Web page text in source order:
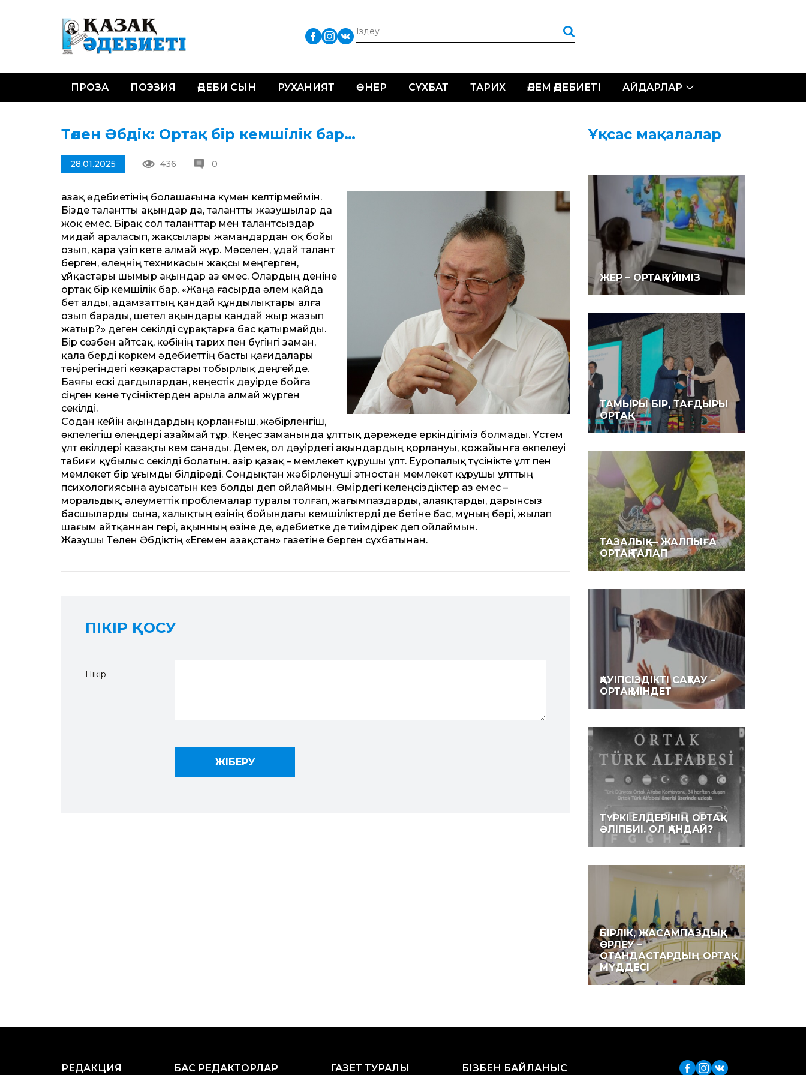
ПРОЗА ПОЭЗИЯ ӘДЕБИ СЫН РУХАНИЯТ ӨНЕР СҰХБАТ ТАРИХ ӘЛЕМ ӘДЕБИЕТІ АЙДАРЛАР
Төлен Әбдік: Ортақ бір кемшілік бар…
28.01.2025 436 0
Қазақ әдебиетінің болашағына күмән келтірмеймін.
Бізде талант­ты ақындар да, талант­ты жазушылар да
жоқ емес. Бірақ сол талант­тар мен талантсыздар
мидай араласып, жақсылары жамандардан оқ бойы
озып, қара үзіп кете алмай жүр. Мәселен, Құдай талант
берген, өлеңнің техникасын жақсы меңгерген,
ұйқастары шымыр ақындар аз емес. Олардың деніне
ортақ бір кемшілік бар. «Жаңа ғасырда әлем қайда
бет алды, адамзат­тың қандай құндылықтары алға
озып барады, шетел ақындары қандай жыр жазып
жатыр?» деген секілді сұрақтарға бас қатырмайды.
Бір сөзбен айтсақ, көбінің тарих пен бүгінгі заман,
қала берді көркем әдебиет­тің басты қағидалары
төңірегіндегі көзқарастары тобырлық деңгейде.
Баяғы ескі дағдылардан, кеңестік дәуірде бойға
сіңген көне түсініктерден арыла алмай жүрген
секілді.
Содан кейін ақындардың қорланғыш, жәбірленгіш,
өкпелегіш өлеңдері азаймай тұр. Кеңес заманында ұлт­тық дәрежеде еркіндігіміз болмады. Үстем
ұлт өкілдері қазақты кем санады. Демек, ол дәуірдегі ақындардың қорлануы, қожайынға өкпелеуі
табиғи құбылыс секілді болатын. Қазір қазақ – мемлекет құрушы ұлт. Еуропалық түсінікте ұлт пен
мемлекет бір ұғымды білдіреді. Сондықтан жәбірленуші этностан мемлекет құрушы ұлт­тың
психологиясына ауысатын кез болды деп ойлаймын. Өмірдегі келеңсіздіктер аз емес –
моральдық, әлеумет­тік проблемалар туралы толғап, жағымпаздарды, алаяқтарды, дарынсыз
басшыларды сына, халықтың өзінің бойындағы кемшіліктерді де бетіне бас, мұның бәрі, жылап
шағым айтқаннан гөрі, ақынның өзіне де, әдебиетке де тиімдірек деп ойлаймын.
Жазушы Төлен Әбдіктің «Егемен Қазақстан» газетіне берген сұхбатынан.
ПІКІР ҚОСУ
Пікір
Ұқсас мақалалар
ЖЕР – ОРТАҚ ҮЙІМІЗ
ТАМЫРЫ БІР, ТАҒДЫРЫ
ОРТАҚ
ТАЗАЛЫҚ — ЖАЛПЫҒА
ОРТАҚ ТАЛАП
ҚАУІПСІЗДІКТІ САҚТАУ –
ОРТАҚ МІНДЕТ
ТҮРКІ ЕЛДЕРІНІҢ ОРТАҚ
ӘЛІПБИІ. ОЛ ҚАНДАЙ?
БІРЛІК, ЖАСАМПАЗДЫҚ,
ӨРЛЕУ –
ОТАНДАСТАРДЫҢ ОРТАҚ
МҮДДЕСІ
РЕДАКЦИЯ БАС РЕДАКТОРЛАР ГАЗЕТ ТУРАЛЫ БІЗБЕН БАЙЛАНЫС